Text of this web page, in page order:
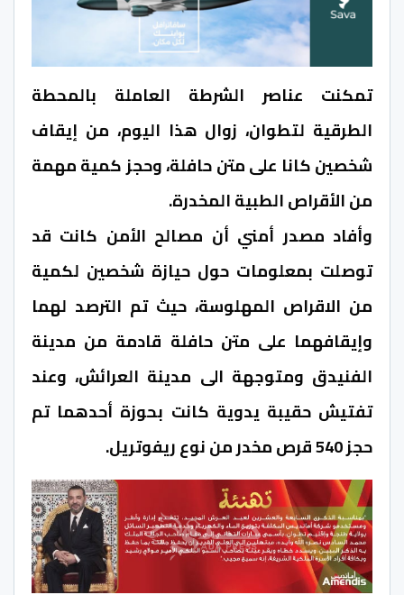
تمكنت عناصر الشرطة العاملة بالمحطة
الطرقية لتطوان، زوال هذا اليوم، من إيقاف
شخصين كانا على متن حافلة، وحجز كمية مهمة
من الأقراص الطبية المخدرة.
وأفاد مصدر أمني أن مصالح الأمن كانت قد
توصلت بمعلومات حول حيازة شخصين لكمية
من الاقراص المهلوسة، حيث تم الترصد لهما
وإيقافهما على متن حافلة قادمة من مدينة
الفنيدق ومتوجهة الى مدينة العرائش، وعند
تفتيش حقيبة يدوية كانت بحوزة أحدهما تم
حجز 540 قرص مخدر من نوع ريفوتريل.